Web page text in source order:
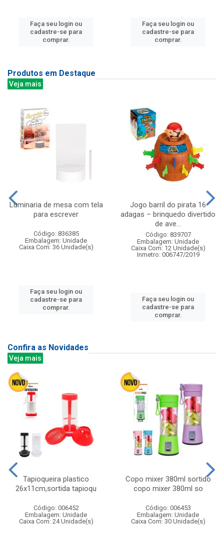
Faça seu login ou
cadastre-se para
comprar.
Faça seu login ou
cadastre-se para
comprar.
Produtos em Destaque
Veja mais
Luminaria de mesa com tela
para escrever
Código: 836385
Embalagem: Unidade
Caixa Com: 36 Unidade(s)
Faça seu login ou
cadastre-se para
comprar.
Jogo barril do pirata 16
adagas – brinquedo divertido
de ave...
Código: 839707
Embalagem: Unidade
Caixa Com: 12 Unidade(s)
Inmetro: 006747/2019
Faça seu login ou
cadastre-se para
comprar.
Confira as Novidades
Veja mais
Tapioqueira plastico
26x11cm,sortida tapioqu
Código: 006452
Embalagem: Unidade
Caixa Com: 24 Unidade(s)
Copo mixer 380ml sortido
copo mixer 380ml so
Código: 006453
Embalagem: Unidade
Caixa Com: 30 Unidade(s)